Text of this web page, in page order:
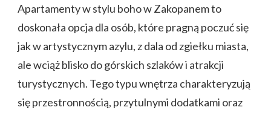
Apartamenty w stylu boho w Zakopanem to
doskonała opcja dla osób, które pragną poczuć się
jak w artystycznym azylu, z dala od zgiełku miasta,
ale wciąż blisko do górskich szlaków i atrakcji
turystycznych. Tego typu wnętrza charakteryzują
się przestronnością, przytulnymi dodatkami oraz